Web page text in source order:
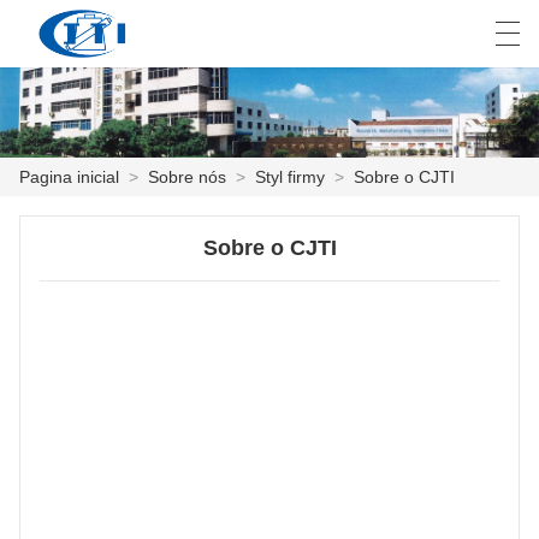
PRODUTOS
العربية česky Deutsch English
Pagina inicial > Sobre nós > Styl firmy > Sobre o CJTI
Sobre o CJTI